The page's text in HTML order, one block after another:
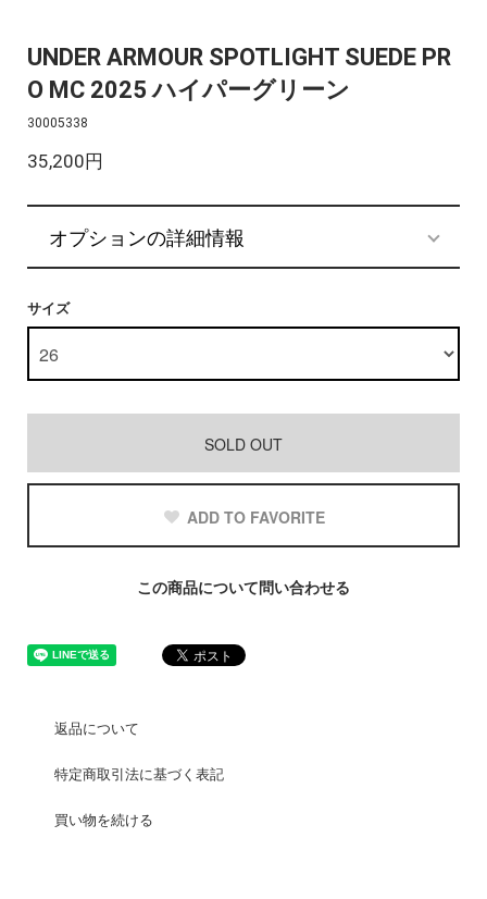
UNDER ARMOUR SPOTLIGHT SUEDE PR
O MC 2025 ハイパーグリーン
30005338
35,200円
オプションの詳細情報
サイズ
SOLD OUT
ADD TO FAVORITE
この商品について問い合わせる
返品について
特定商取引法に基づく表記
買い物を続ける